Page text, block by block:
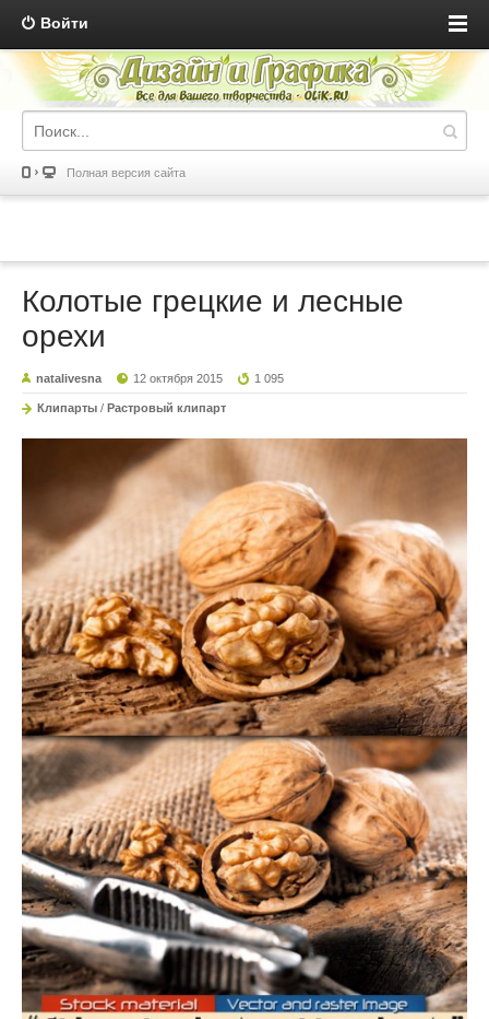
Войти
Полная версия сайта
Колотые грецкие и лесные
орехи
natalivesna 12 октября 2015 1 095
Клипарты / Растровый клипарт